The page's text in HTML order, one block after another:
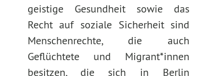
geistige Gesundheit sowie das
Recht auf soziale Sicherheit sind
Menschenrechte, die auch
Geflüchtete und Migrant*innen
besitzen, die sich in Berlin